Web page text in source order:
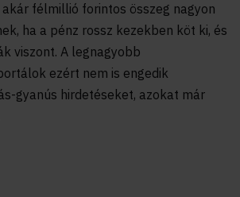
akár félmillió forintos összeg nagyon
ha a pénz rossz kezekben köt ki, és
viszont. A legnagyobb
ezért nem is engedik
gyanús hirdetéseket, azokat már